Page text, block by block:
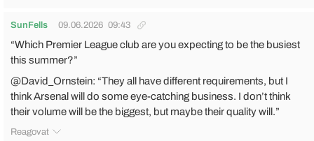
SunFells 09.06.2026 09:43
“Which Premier League club are you expecting to be the busiest
this summer?”
@David_Ornstein: “They all have different requirements, but I
think Arsenal will do some eye-catching business. I don’t think
their volume will be the biggest, but maybe their quality will.”
Reagovat